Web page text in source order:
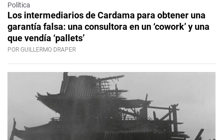
Política
Los intermediarios de Cardama para obtener una
garantía falsa: una consultora en un ‘cowork’ y una
que vendía ‘pallets’
POR GUILLERMO DRAPER